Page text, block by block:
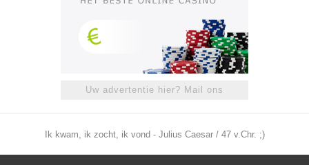
Uw advertentie hier? Mail ons
Ik kwam, ik zocht, ik vond - Julius Caesar / 47 v.Chr. ;)